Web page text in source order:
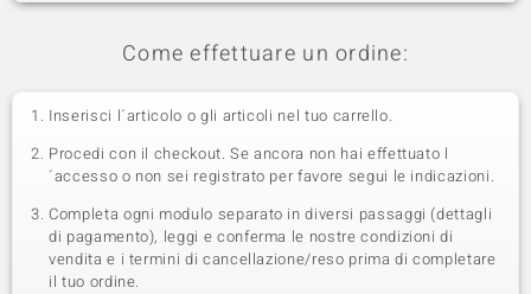
Come effettuare un ordine:
Inserisci l´articolo o gli articoli nel tuo carrello.
Procedi con il checkout. Se ancora non hai effettuato l
´accesso o non sei registrato per favore segui le indicazioni.
Completa ogni modulo separato in diversi passaggi (dettagli
di pagamento), leggi e conferma le nostre condizioni di
vendita e i termini di cancellazione/reso prima di completare
il tuo ordine.